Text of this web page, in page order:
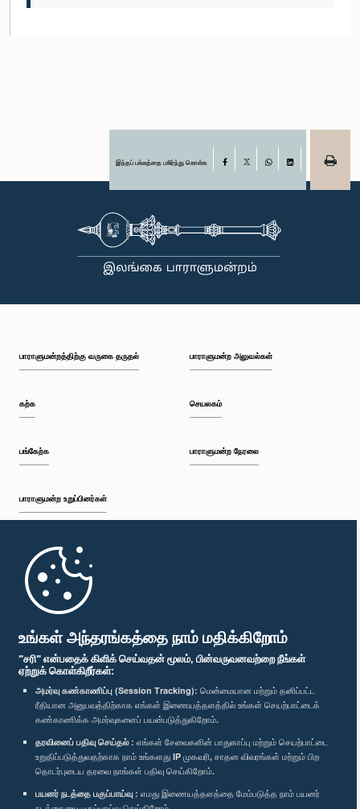
உங்கள் அந்தரங்கத்தை நாம் மதிக்கிறோம்
"சரி" என்பதைக் கிளிக் செய்வதன் மூலம், பின்வருவனவற்றை நீங்கள்
ஏற்றுக் கொள்கிறீர்கள்:
அமர்வு கண்காணிப்பு (Session Tracking): மென்மையான மற்றும் தனிப்பட்ட
ரீதியான அனுபவத்திற்காக எங்கள் இணையத்தளத்தில் உங்கள் செயற்பாட்டைக்
கண்காணிக்க அமர்வுகளைப் பயன்படுத்துகிறோம்.
தரவினைப் பதிவு செய்தல் : எங்கள் சேவைகளின் பாதுகாப்பு மற்றும் செயற்பாட்டை
உறுதிப்படுத்துவதற்காக நாம் உங்களது IP முகவரி, சாதன விவரங்கள் மற்றும் பிற
தொடர்புடைய தரவை நாங்கள் பதிவு செய்கிறோம்.
பயனர் நடத்தை பகுப்பாய்வு : எமது இணையத்தளத்தை மேம்படுத்த நாம் பயனர்
இந்தப் பக்கத்தை பகிர்ந்து கொள்க Facebook
பாராளுமன்றத்திற்கு வருகை தருதல்
கற்க
பங்கேற்க
பாராளுமன்ற உறுப்பினர்கள்
முதற்பக்கம்
பாராளுமன்ற அலுவல்கள்
செயலகம்
பாராளுமன்ற நேரலை
பாராளுமன்ற கையடக்க செயலி
எம்மை பின்தொடர்க :
விருதுகள்
தனியுரிமைக் கொள்கை